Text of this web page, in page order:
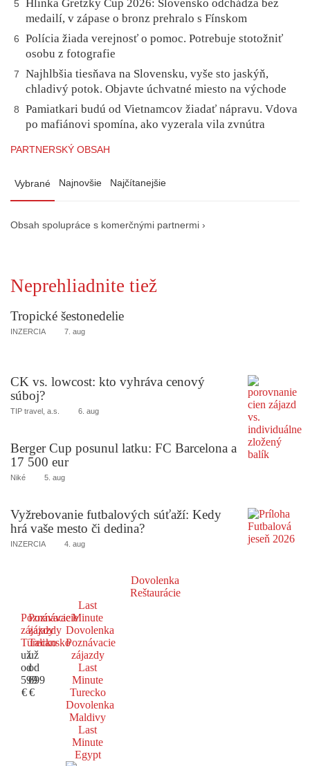
5
Hlinka Gretzky Cup 2026: Slovensko odchádza bez
medailí, v zápase o bronz prehralo s Fínskom
6
Polícia žiada verejnosť o pomoc. Potrebuje stotožniť
osobu z fotografie
7
Najhlbšia tiesňava na Slovensku, vyše sto jaskýň,
chladivý potok. Objavte úchvatné miesto na východe
8
Pamiatkari budú od Vietnamcov žiadať nápravu. Vdova
po mafiánovi spomína, ako vyzerala vila zvnútra
PARTNERSKÝ OBSAH
Vybrané Najnovšie Najčítanejšie
Obsah spolupráce s komerčnými partnermi ›
Neprehliadnite tiež
Tropické šestonedelie
INZERCIA 7. aug
CK vs. lowcost: kto vyhráva cenový
súboj?
TIP travel, a.s. 6. aug
Berger Cup posunul latku: FC Barcelona a
17 500 eur
Niké 5. aug
Vyžrebovanie futbalových súťaží: Kedy
hrá vaše mesto či dedina?
INZERCIA 4. aug
Dovolenka
Reštaurácie
Poznávacie
zájazdy
Turecko
už
od
599
€
Poznávacie
zájazdy
Taliansko
už
od
699
€
Last
Minute
Dovolenka
Poznávacie
zájazdy
Last
Minute
Turecko
Dovolenka
Maldivy
Last
Minute
Egypt